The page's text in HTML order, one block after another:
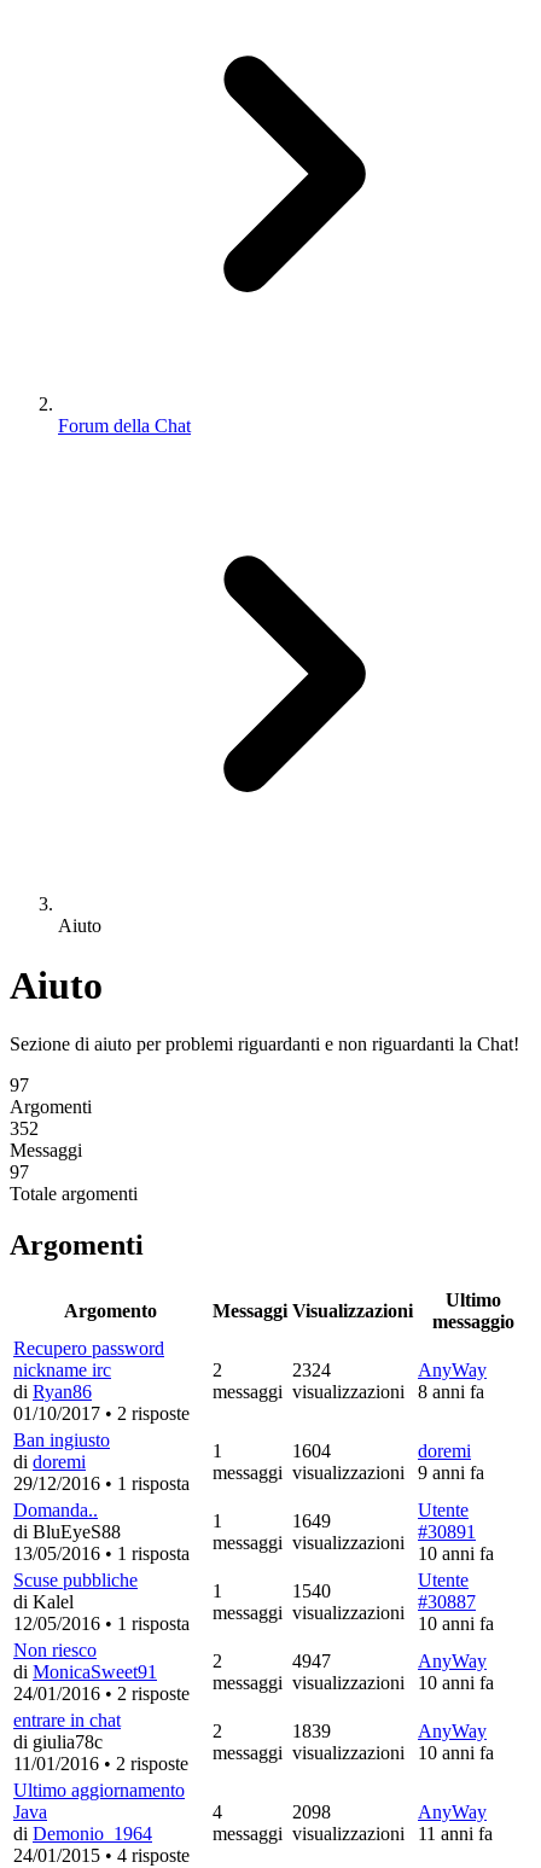
Forum della Chat
Aiuto
Aiuto
Sezione di aiuto per problemi riguardanti e non riguardanti la Chat!
97
Argomenti
352
Messaggi
97
Totale argomenti
Argomenti
Argomento Messaggi Visualizzazioni
Ultimo
messaggio
Recupero password
nickname irc
di Ryan86
01/10/2017 • 2 risposte
2
messaggi
2324
visualizzazioni
AnyWay
8 anni fa
Ban ingiusto
di doremi
29/12/2016 • 1 risposta
1
messaggi
1604
visualizzazioni
doremi
9 anni fa
Domanda..
di BluEyeS88
13/05/2016 • 1 risposta
1
messaggi
1649
visualizzazioni
Utente
#30891
10 anni fa
Scuse pubbliche
di Kalel
12/05/2016 • 1 risposta
1
messaggi
1540
visualizzazioni
Utente
#30887
10 anni fa
Non riesco
di MonicaSweet91
24/01/2016 • 2 risposte
2
messaggi
4947
visualizzazioni
AnyWay
10 anni fa
entrare in chat
di giulia78c
11/01/2016 • 2 risposte
2
messaggi
1839
visualizzazioni
AnyWay
10 anni fa
Ultimo aggiornamento
Java
di Demonio_1964
24/01/2015 • 4 risposte
4
messaggi
2098
visualizzazioni
AnyWay
11 anni fa